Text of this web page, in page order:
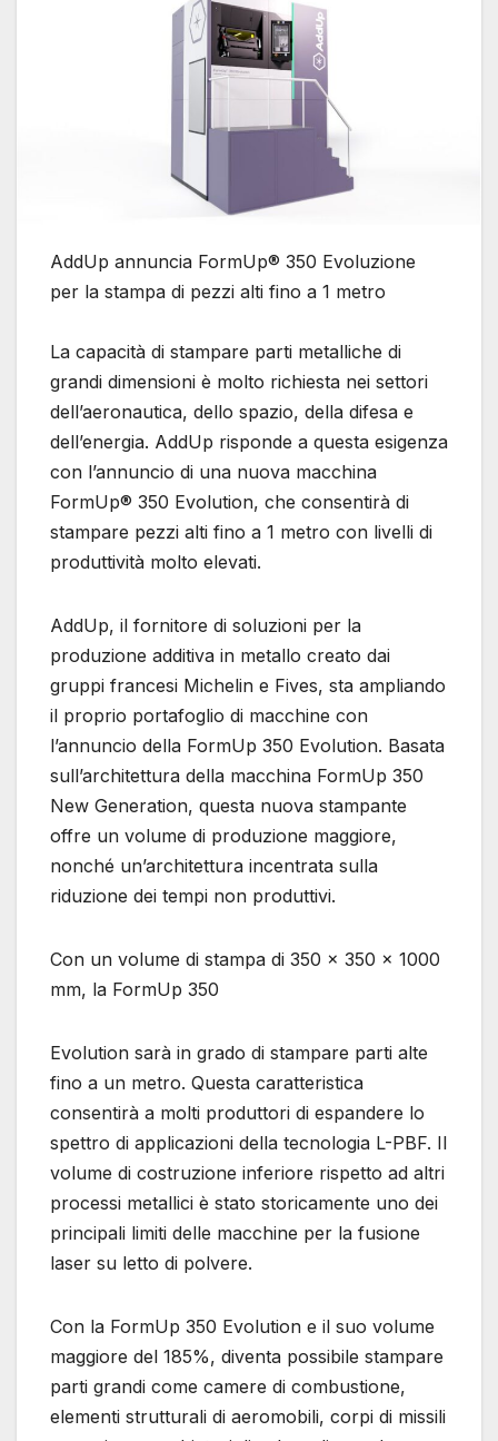
AddUp annuncia FormUp® 350 Evoluzione
per la stampa di pezzi alti fino a 1 metro
La capacità di stampare parti metalliche di
grandi dimensioni è molto richiesta nei settori
dell’aeronautica, dello spazio, della difesa e
dell’energia. AddUp risponde a questa esigenza
con l’annuncio di una nuova macchina
FormUp® 350 Evolution, che consentirà di
stampare pezzi alti fino a 1 metro con livelli di
produttività molto elevati.
AddUp, il fornitore di soluzioni per la
produzione additiva in metallo creato dai
gruppi francesi Michelin e Fives, sta ampliando
il proprio portafoglio di macchine con
l’annuncio della FormUp 350 Evolution. Basata
sull’architettura della macchina FormUp 350
New Generation, questa nuova stampante
offre un volume di produzione maggiore,
nonché un’architettura incentrata sulla
riduzione dei tempi non produttivi.
Con un volume di stampa di 350 x 350 x 1000
mm, la FormUp 350
Evolution sarà in grado di stampare parti alte
fino a un metro. Questa caratteristica
consentirà a molti produttori di espandere lo
spettro di applicazioni della tecnologia L-PBF. Il
volume di costruzione inferiore rispetto ad altri
processi metallici è stato storicamente uno dei
principali limiti delle macchine per la fusione
laser su letto di polvere.
Con la FormUp 350 Evolution e il suo volume
maggiore del 185%, diventa possibile stampare
parti grandi come camere di combustione,
elementi strutturali di aeromobili, corpi di missili